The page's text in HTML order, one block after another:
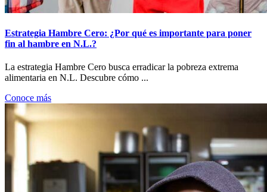
Estrategia Hambre Cero: ¿Por qué es importante para poner
fin al hambre en N.L.?
La estrategia Hambre Cero busca erradicar la pobreza extrema
alimentaria en N.L. Descubre cómo ...
Conoce más